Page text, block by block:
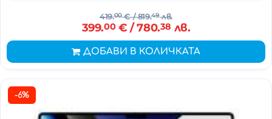
419.00€/ 819.49лв.
399.00€ / 780.38 лв.
ДОБАВИ В КОЛИЧКАТА
-6%